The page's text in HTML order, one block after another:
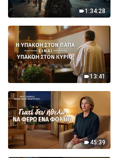
1:34:28
13:41
45:39